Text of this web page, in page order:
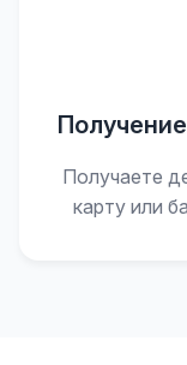
Получаете
карту или